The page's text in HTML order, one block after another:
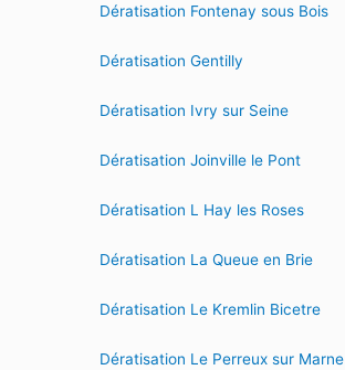
Dératisation Fontenay sous Bois
Dératisation Gentilly
Dératisation Ivry sur Seine
Dératisation Joinville le Pont
Dératisation L Hay les Roses
Dératisation La Queue en Brie
Dératisation Le Kremlin Bicetre
Dératisation Le Perreux sur Marne